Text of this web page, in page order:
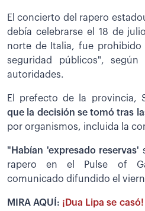
El concierto del rapero
debía celebrarse el 18 de
norte de Italia, fue
seguridad públicos",
autoridades.
El prefecto de la provincia,
que la decisión se tomó tras
por organismos, incluida la
"Habían 'expresado reservas'
rapero en el Pulse of
comunicado difundido el
MIRA AQUÍ: ¡Dua Lipa se